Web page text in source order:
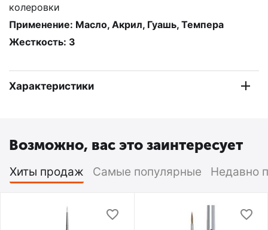
колеровки
Применение: Масло, Акрил, Гуашь, Темпера
Жесткость: 3
Характеристики
Возможно, вас это заинтересует
Хиты продаж Самые популярные Недавно